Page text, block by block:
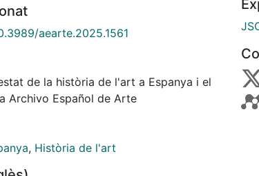
aearte.2025.1561
de la història de l'art a Espanya i el
Archivo Español de Arte
, Història de l'art